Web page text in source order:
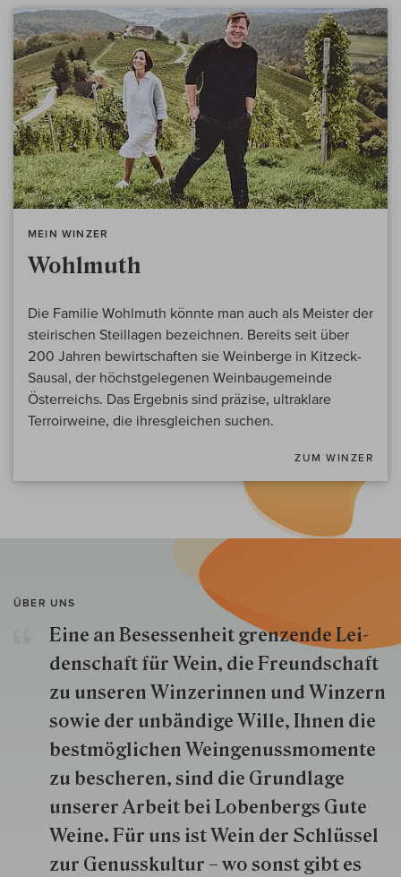
MEIN WINZER
Wohlmuth
Die Familie Wohlmuth könnte man auch als Meister der
steirischen Steillagen bezeichnen. Bereits seit über
200 Jahren bewirtschaften sie Weinberge in Kitzeck-
Sausal, der höchstgelegenen Weinbaugemeinde
Österreichs. Das Ergebnis sind präzise, ultraklare
Terroirweine, die ihresgleichen suchen.
ZUM WINZER
ÜBER UNS
Eine an Besessenheit gren­zende Lei­
den­schaft für Wein, die Freund­schaft
zu unseren Win­zer­innen und Win­zern
so­wie der un­bän­dige Wille, Ihnen die
best­mög­lich­en Wein­genuss­momente
zu besche­ren, sind die Grund­lage
unserer Arbeit bei Lobenbergs Gute
Weine. Für uns ist Wein der Schlüs­sel
zur Genuss­kultur – wo sonst gibt es